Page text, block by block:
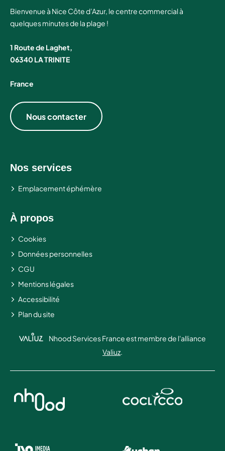
une séance shopping ? Le manège du centre Auchan
Nice Côte d’Azur est la solution idéale pour joindre
l’utile à l’agréable.
Bienvenue à Nice Côte d’Azur, le centre commercial à
quelques minutes de la plage !
1 Route de Laghet,
06340 LA TRINITE
France
Nous contacter
Nos services
Emplacement éphémère
À propos
Cookies
Données personnelles
CGU
Mentions légales
Accessibilité
Plan du site
Nhood Services France est membre de l'alliance
Valiuz.